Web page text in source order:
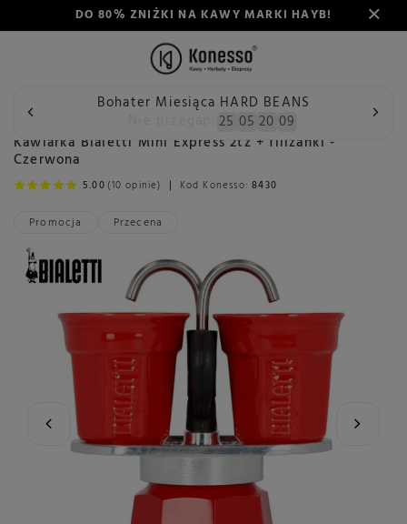
DO 80% ZNIŻKI NA KAWY MARKI HAYB!
Bohater Miesiąca HARD BEANS
25 05 20 08
Wstecz Konesso Akcesoria Rodzaj Zaparzacze do
Promocja Przecena
Kawiarka Bialetti Mini Express 2tz + filiżanki -
Czerwona
5.00 (10 opinie) Kod Konesso:8430